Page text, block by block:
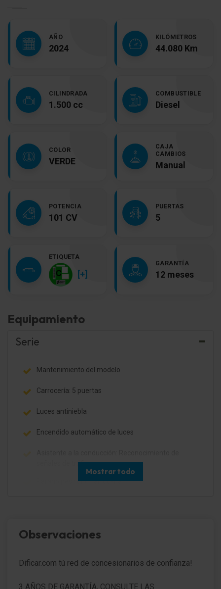
AÑO
2024
KILÓMETROS
44.080 Km
CILINDRADA
1.500 cc
COMBUSTIBLE
Diesel
COLOR
VERDE
CAJA
CAMBIOS
Manual
POTENCIA
101 CV
PUERTAS
5
ETIQUETA
[+]
GARANTÍA
12 meses
Equipamiento
Serie
Mantenimiento del modelo
Carrocería: 5 puertas
Luces antiniebla
Encendido automático de luces
señales de tráfico
Paragolpes color carrocería
Ordenador de a bordo
Sistema de asistencia para aparcamiento detrás
Mostrar todo
Observaciones
Dificar.com tú red de concesionarios de confianza!
3 AÑOS DE GARANTÍA, CONSULTE LAS